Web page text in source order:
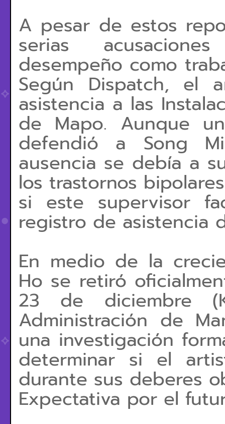
A pesar de estos
serias
desempeño como
Según Dispatch, el
asistencia a las
de Mapo. Aunque
defendió a Song
ausencia se debía a
los trastornos
si este supervisor
registro de asistencia
En medio de la
Ho se retiró
23 de diciembre
Administración de
una investigación
determinar si el
durante sus deberes
Expectativa por el